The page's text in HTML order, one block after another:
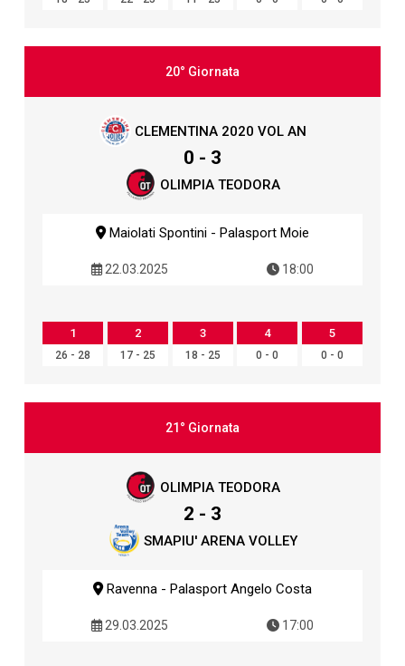
20° Giornata
CLEMENTINA 2020 VOL AN
0 - 3
OLIMPIA TEODORA
Maiolati Spontini - Palasport Moie
22.03.2025 18:00
1
26 - 28
2
17 - 25
3
18 - 25
4
0 - 0
5
0 - 0
21° Giornata
OLIMPIA TEODORA
2 - 3
SMAPIU' ARENA VOLLEY
Ravenna - Palasport Angelo Costa
29.03.2025 17:00